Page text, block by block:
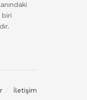
biri
İletişim